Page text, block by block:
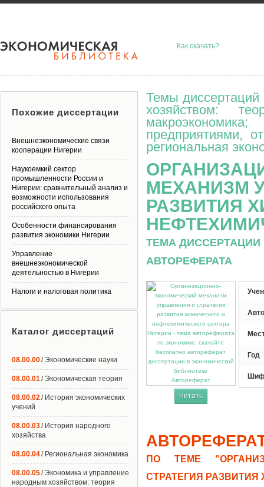
Как скачать?
Темы диссертаций
хозяйством:
предприятиями,
региональная
МЕХАНИЗМ
РАЗВИТИЯ
ТЕМА
АВТОРЕФЕРАТА
Автореферат
Читать
Год
ПО ТЕМЕ
СТРАТЕГИЯ
Похожие диссертации
Внешнеэкономические связи
кооперации Нигерии
Наукоемкий сектор
промышленности России и
Нигерии: сравнительный анализ и
возможности использования
российского опыта
Особенности финансирования
развития экономики Нигерии
Управление
внешнеэкономической
деятельностью в Нигерии
Налоги и налоговая политика
Каталог диссертаций
08.00.00/ Экономические науки
08.00.01/ Экономическая теория
08.00.02/ История экономических
учений
08.00.03/ История народного
хозяйства
08.00.04/ Региональная экономика
08.00.05/ Экономика и управление
народным хозяйством: теория